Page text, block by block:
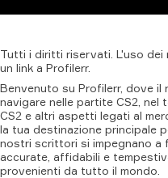
Tutti i diritti riservati. L'uso dei
un link a Profilerr.
Benvenuto su Profilerr, dove
navigare nelle partite CS2, nel
CS2 e altri aspetti legati al
la tua destinazione principale
nostri scrittori si impegnano a
accurate, affidabili e
provenienti da tutto il mondo.